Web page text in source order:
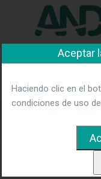
"Ver política"
*Acepto las
Home
----
Aceptar
Haciendo clic en el
condiciones de uso de